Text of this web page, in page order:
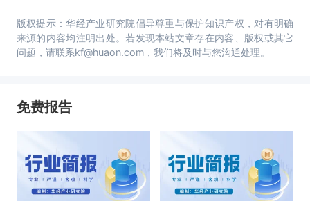
版权提示：华经产业研究院倡导尊重与保护知识产权，对有明确
来源的内容均注明出处。若发现本站文章存在内容、版权或其它
问题，请联系kf@huaon.com，我们将及时与您沟通处理。
免费报告